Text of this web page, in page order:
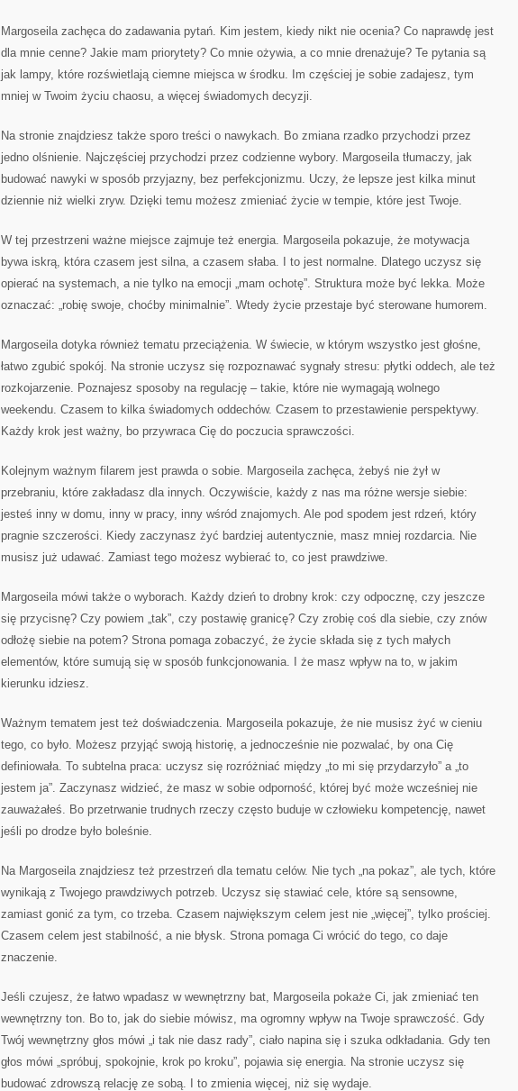
Margoseila zachęca do zadawania pytań. Kim jestem, kiedy nikt nie ocenia? Co naprawdę jest
dla mnie cenne? Jakie mam priorytety? Co mnie ożywia, a co mnie drenażuje? Te pytania są
jak lampy, które rozświetlają ciemne miejsca w środku. Im częściej je sobie zadajesz, tym
mniej w Twoim życiu chaosu, a więcej świadomych decyzji.
Na stronie znajdziesz także sporo treści o nawykach. Bo zmiana rzadko przychodzi przez
jedno olśnienie. Najczęściej przychodzi przez codzienne wybory. Margoseila tłumaczy, jak
budować nawyki w sposób przyjazny, bez perfekcjonizmu. Uczy, że lepsze jest kilka minut
dziennie niż wielki zryw. Dzięki temu możesz zmieniać życie w tempie, które jest Twoje.
W tej przestrzeni ważne miejsce zajmuje też energia. Margoseila pokazuje, że motywacja
bywa iskrą, która czasem jest silna, a czasem słaba. I to jest normalne. Dlatego uczysz się
opierać na systemach, a nie tylko na emocji „mam ochotę”. Struktura może być lekka. Może
oznaczać: „robię swoje, choćby minimalnie”. Wtedy życie przestaje być sterowane humorem.
Margoseila dotyka również tematu przeciążenia. W świecie, w którym wszystko jest głośne,
łatwo zgubić spokój. Na stronie uczysz się rozpoznawać sygnały stresu: płytki oddech, ale też
rozkojarzenie. Poznajesz sposoby na regulację – takie, które nie wymagają wolnego
weekendu. Czasem to kilka świadomych oddechów. Czasem to przestawienie perspektywy.
Każdy krok jest ważny, bo przywraca Cię do poczucia sprawczości.
Kolejnym ważnym filarem jest prawda o sobie. Margoseila zachęca, żebyś nie żył w
przebraniu, które zakładasz dla innych. Oczywiście, każdy z nas ma różne wersje siebie:
jesteś inny w domu, inny w pracy, inny wśród znajomych. Ale pod spodem jest rdzeń, który
pragnie szczerości. Kiedy zaczynasz żyć bardziej autentycznie, masz mniej rozdarcia. Nie
musisz już udawać. Zamiast tego możesz wybierać to, co jest prawdziwe.
Margoseila mówi także o wyborach. Każdy dzień to drobny krok: czy odpocznę, czy jeszcze
się przycisnę? Czy powiem „tak”, czy postawię granicę? Czy zrobię coś dla siebie, czy znów
odłożę siebie na potem? Strona pomaga zobaczyć, że życie składa się z tych małych
elementów, które sumują się w sposób funkcjonowania. I że masz wpływ na to, w jakim
kierunku idziesz.
Ważnym tematem jest też doświadczenia. Margoseila pokazuje, że nie musisz żyć w cieniu
tego, co było. Możesz przyjąć swoją historię, a jednocześnie nie pozwalać, by ona Cię
definiowała. To subtelna praca: uczysz się rozróżniać między „to mi się przydarzyło” a „to
jestem ja”. Zaczynasz widzieć, że masz w sobie odporność, której być może wcześniej nie
zauważałeś. Bo przetrwanie trudnych rzeczy często buduje w człowieku kompetencję, nawet
jeśli po drodze było boleśnie.
Na Margoseila znajdziesz też przestrzeń dla tematu celów. Nie tych „na pokaz”, ale tych, które
wynikają z Twojego prawdziwych potrzeb. Uczysz się stawiać cele, które są sensowne,
zamiast gonić za tym, co trzeba. Czasem największym celem jest nie „więcej”, tylko prościej.
Czasem celem jest stabilność, a nie błysk. Strona pomaga Ci wrócić do tego, co daje
znaczenie.
Jeśli czujesz, że łatwo wpadasz w wewnętrzny bat, Margoseila pokaże Ci, jak zmieniać ten
wewnętrzny ton. Bo to, jak do siebie mówisz, ma ogromny wpływ na Twoje sprawczość. Gdy
Twój wewnętrzny głos mówi „i tak nie dasz rady”, ciało napina się i szuka odkładania. Gdy ten
głos mówi „spróbuj, spokojnie, krok po kroku”, pojawia się energia. Na stronie uczysz się
budować zdrowszą relację ze sobą. I to zmienia więcej, niż się wydaje.